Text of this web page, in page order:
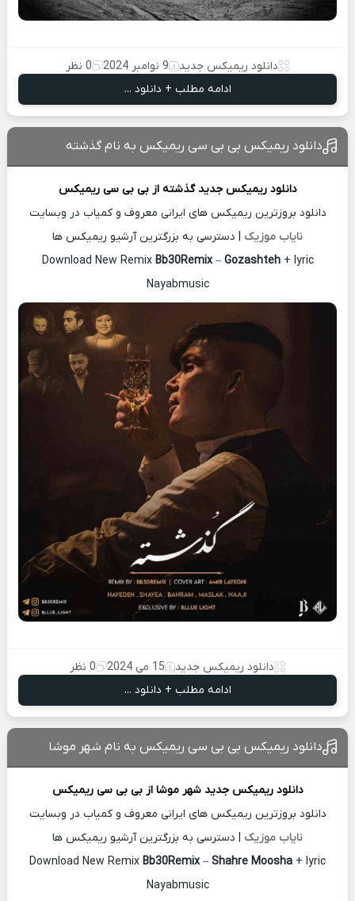
دانلود ریمیکس جدید 9 نوامبر 2024
0 نظر
ادامه مطلب + دانلود ...
دانلود ریمیکس بی بی سی ریمیکس به نام گذشته
دانلود ریمیکس جدیدگذشته ازبی بی سی ریمیکس
دانلود بروزترین ریمیکس های ایرانی معروف و کمیاب در وبسایت
نایاب موزیک | دسترسی به بزرگترین آرشیو ریمیکس ها
Download New Remix Bb30Remix– Gozashteh+ lyric
Nayabmusic
دانلود ریمیکس جدید 15 می 2024
0 نظر
ادامه مطلب + دانلود ...
دانلود ریمیکس بی بی سی ریمیکس به نام شهر موشا
دانلود ریمیکس جدید شهر موشا ازبی بی سی ریمیکس
دانلود بروزترین ریمیکس های ایرانی معروف و کمیاب در وبسایت
نایاب موزیک | دسترسی به بزرگترین آرشیو ریمیکس ها
Download New Remix Bb30Remix– Shahre Moosha + lyric
Nayabmusic